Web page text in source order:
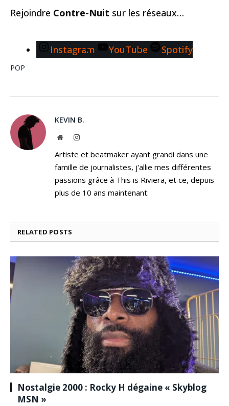
Rejoindre Contre-Nuit sur les réseaux…
Instagram YouTube Spotify
POP
KEVIN B.
WebsiteInstagram
Artiste et beatmaker ayant grandi dans une
famille de journalistes, j'allie mes différentes
passions grâce à This is Riviera, et ce, depuis
plus de 10 ans maintenant.
RELATED POSTS
Nostalgie 2000 : Rocky H dégaine « Skyblog
MSN »